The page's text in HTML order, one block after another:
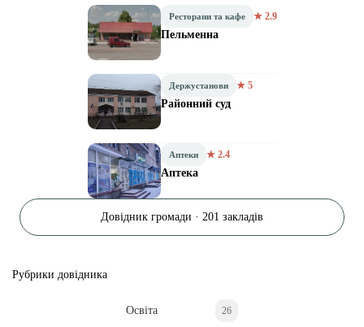
Ресторани та кафе ★ 2.9
Пельменна
Держустанови ★ 5
Районний суд
Аптеки ★ 2.4
Аптека
Довідник громади · 201 закладів
Рубрики довідника
Освіта 26